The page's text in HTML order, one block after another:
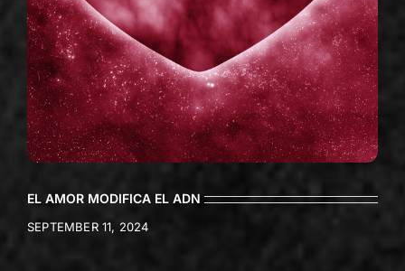
EL AMOR MODIFICA EL ADN
SEPTEMBER 11, 2024